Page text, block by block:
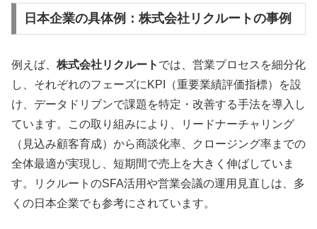
日本企業の具体例：株式会社リクルートの事例
例えば、 株式会社リクルート では、営業プロセスを細分化
し、それぞれのフェーズにKPI（重要業績評価指標）を設
け、データドリブンで課題を特定・改善する手法を導入し
ています。この取り組みにより、リードナーチャリング
（見込み顧客育成）から商談化率、クロージング率までの
全体最適が実現し、短期間で売上を大きく伸ばしていま
す。リクルートのSFA活用や営業会議の運用見直しは、多
くの日本企業でも参考にされています。